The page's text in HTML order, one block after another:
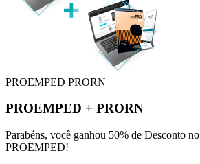
PROEMPED PRORN
PROEMPED + PRORN
Parabéns, você ganhou 50% de Desconto no
PROEMPED!